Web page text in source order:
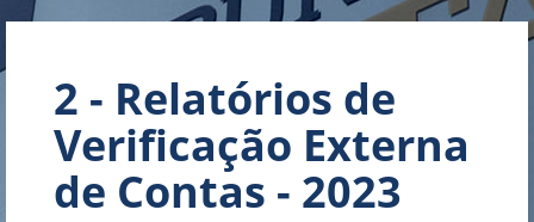
2 - Relatórios de
Verificação Externa
de Contas - 2023